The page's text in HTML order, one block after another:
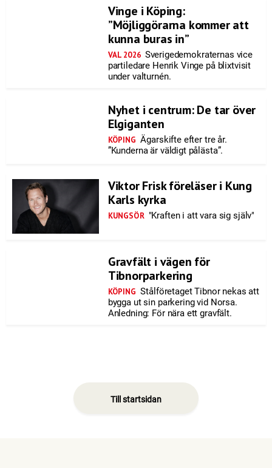
Vinge i Köping:
”Möjliggörarna kommer att
kunna buras in”
VAL 2026 Sverigedemokraternas vice
partiledare Henrik Vinge på blixtvisit
under valturnén.
Nyhet i centrum: De tar över
Elgiganten
KÖPING Ägarskifte efter tre år.
”Kunderna är väldigt pålästa”.
Viktor Frisk föreläser i Kung
Karls kyrka
KUNGSÖR "Kraften i att vara sig själv"
Gravfält i vägen för
Tibnorparkering
KÖPING Stålföretaget Tibnor nekas att
bygga ut sin parkering vid Norsa.
Anledning: För nära ett gravfält.
Till startsidan